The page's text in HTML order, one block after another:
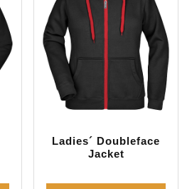
Ladies´ Doubleface
Jacket